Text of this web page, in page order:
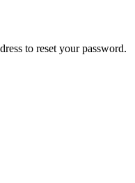
to reset your password.